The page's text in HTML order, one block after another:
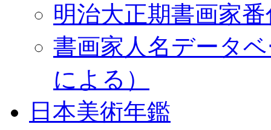
明治大正期書画家
書画家人名データ
による）
日本美術年鑑